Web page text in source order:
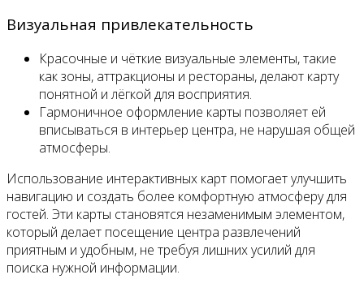
Визуальная привлекательность
Красочные и чёткие визуальные элементы, такие
как зоны, аттракционы и рестораны, делают карту
понятной и лёгкой для восприятия.
Гармоничное оформление карты позволяет ей
вписываться в интерьер центра, не нарушая общей
атмосферы.
Использование интерактивных карт помогает улучшить
навигацию и создать более комфортную атмосферу для
гостей. Эти карты становятся незаменимым элементом,
который делает посещение центра развлечений
приятным и удобным, не требуя лишних усилий для
поиска нужной информации.